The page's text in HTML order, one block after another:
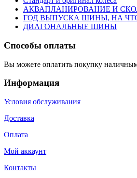
АКВАПЛАНИРОВАНИЕ И
ГОД ВЫПУСКА ШИНЫ, НА
ДИАГОНАЛЬНЫЕ ШИНЫ
Способы оплаты
Вы можете оплатить покупку
Информация
Условия обслуживания
Доставка
Оплата
Мой аккаунт
Контакты